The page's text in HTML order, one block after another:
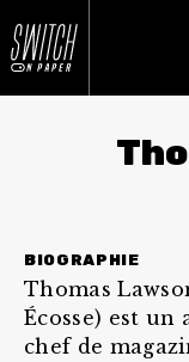
BIOGRAPHIE
Thomas
Écosse) est
chef de